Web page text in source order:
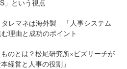
」という視点
レマネは海外製 「人事システム
理由と成功のポイント
のとは？松尾研究所×ビズリーチが
経営と人事の役割」